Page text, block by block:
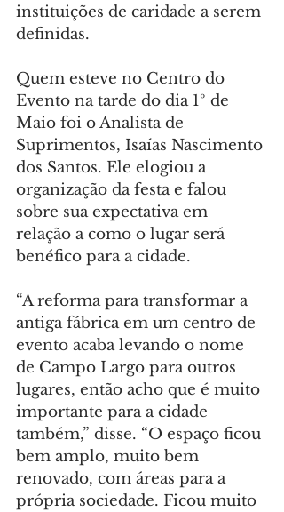
instituições de caridade a serem
definidas.
Quem esteve no Centro do
Evento na tarde do dia 1º de
Maio foi o Analista de
Suprimentos, Isaías Nascimento
dos Santos. Ele elogiou a
organização da festa e falou
sobre sua expectativa em
relação a como o lugar será
benéfico para a cidade.
“A reforma para transformar a
antiga fábrica em um centro de
evento acaba levando o nome
de Campo Largo para outros
lugares, então acho que é muito
importante para a cidade
também,” disse. “O espaço ficou
bem amplo, muito bem
renovado, com áreas para a
própria sociedade. Ficou muito